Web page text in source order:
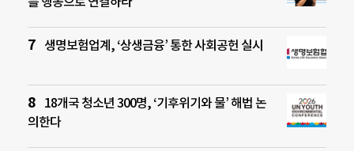
생명보험업계, ‘상생금융’ 통한 사회공헌 실시
18개국 청소년 300명, ‘기후위기와 물’ 해법 논
의한다